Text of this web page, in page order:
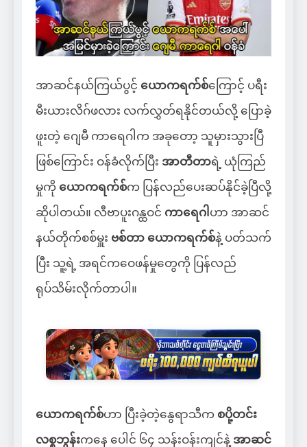
အာဆင်နယ်ကြယ်ပွင့် ယောကရက်စ်ကြောင့် ပရီး
မီးယားလိဂ်ဖလား လက်လွှတ်ရနိုင်တယ်လို့ ပြောခဲ့
ဖူးတဲ့ ဂျေမီ ကာရေဂါက အခုတော့ သူမှားသွားပြီ
ဖြစ်ကြောင်း ဝန်ခံလိုက်ပြီး အာတီတာရဲ့ ယုံကြည်
မှုကို ယောကရက်စ်က ပြန်လည်ပေးဆပ်နိုင်ခဲ့ပြီလို့
ဆိုပါတယ်။ လီဗာပူးဂန္ထဝင် ကာရေဂါ ဟာ အာဆင်
နယ်တိုက်စစ်မှူး ဗစ်တာ ယောကရက်စ်နဲ့ ပတ်သက်
ပြီး သူ့ရဲ့ အရင်ကဝေဖန်မှုတွေကို ပြန်လည်
ရုပ်သိမ်းလိုက်တာပါ။
ယောကရက်စ်ဟာ ပြီးခဲ့တဲ့နွေရာသီက စပို့တင်း
လစ္စဘွန်းကနေ ပေါင် ၆၄ သန်းဝန်းကျင်နဲ့ အာဆင်